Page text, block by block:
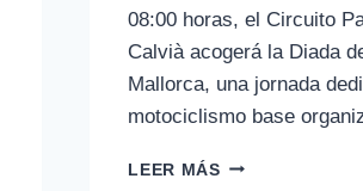
08:00 horas, el Circuito
Calvià acogerá la Diada
Mallorca, una jornada
motociclismo base
LEER MÁSLA